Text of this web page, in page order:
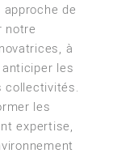
de
notre
à
les
collectivités.
les
expertise,